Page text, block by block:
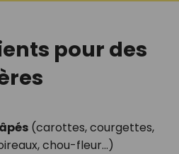
pour des
(carottes, courgettes,
chou-fleur…)